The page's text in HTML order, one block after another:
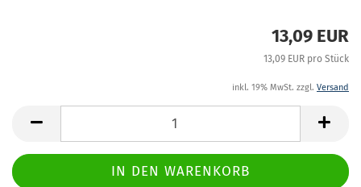
13,09 EUR
13,09 EUR pro Stück
inkl. 19% MwSt. zzgl. Versand